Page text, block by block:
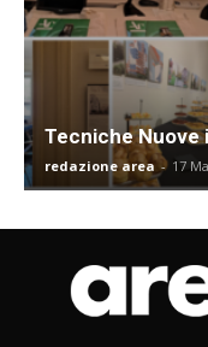
Tecniche Nuove
redazione area - 17